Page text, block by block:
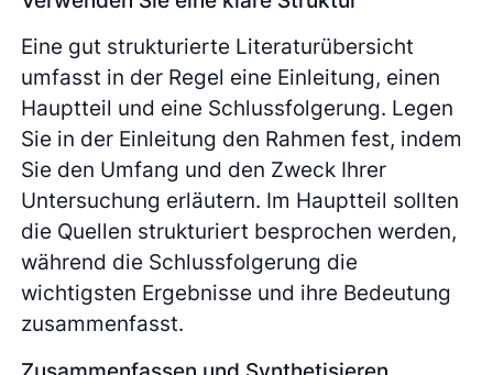
Eine gut strukturierte Literaturübersicht
umfasst in der Regel eine Einleitung, einen
Hauptteil und eine Schlussfolgerung. Legen
Sie in der Einleitung den Rahmen fest, indem
Sie den Umfang und den Zweck Ihrer
Untersuchung erläutern. Im Hauptteil sollten
die Quellen strukturiert besprochen werden,
während die Schlussfolgerung die
wichtigsten Ergebnisse und ihre Bedeutung
zusammenfasst.